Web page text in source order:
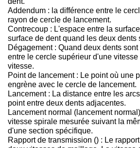
Addendum : la différence entre le
rayon de cercle de lancement.
Contrecoup : L'espace entre la
surface de dent quand les deux dents
Dégagement : Quand deux dents
entre le cercle supérieur d'une
vitesse.
Point de lancement : Le point où une
engrène avec le cercle de lancement.
Lancement : La distance entre les
point entre deux dents adjacentes.
Lancement normal (lancement
vitesse spirale mesurée suivant la
d'une section spécifique.
Rapport de transmission () : Le